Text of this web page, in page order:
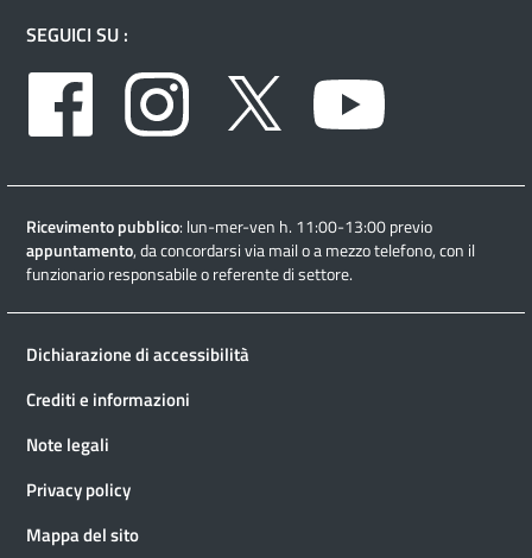
SEGUICI SU :
Facebook
Instagram Twitter
Ricevimento pubblico: lun-mer-ven h. 11:00-13:00 previo
appuntamento, da concordarsi via mail o a mezzo telefono, con il
funzionario responsabile o referente di settore.
Dichiarazione di accessibilità
Crediti e informazioni
Note legali
Privacy policy
Mappa del sito